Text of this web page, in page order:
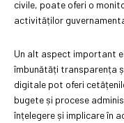
civile, poate oferi o
activităților
Un alt aspect important
îmbunătăți transparența
digitale pot oferi
bugete și procese
înțelegere și implicare în